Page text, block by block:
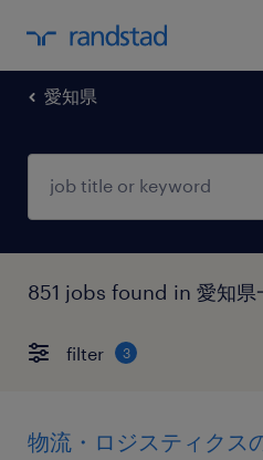
愛知県
851 jobs found in 愛知県
filter 3
物流・ロジスティクス